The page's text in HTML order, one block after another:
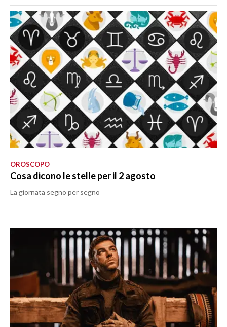
OROSCOPO
Cosa dicono le stelle per il 2 agosto
La giornata segno per segno